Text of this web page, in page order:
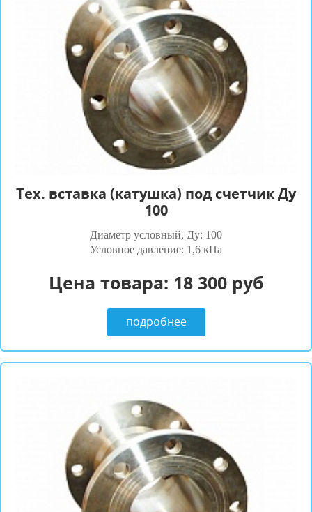
Tех. вставка (катушка) под счетчик Ду
100
Диаметр условный, Ду: 100
Условное давление: 1,6 кПа
Цена товара: 18 300 руб
подробнее